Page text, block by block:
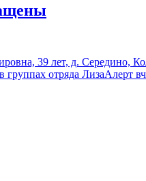
39 лет, д.
группах отряда ЛизаАлерт